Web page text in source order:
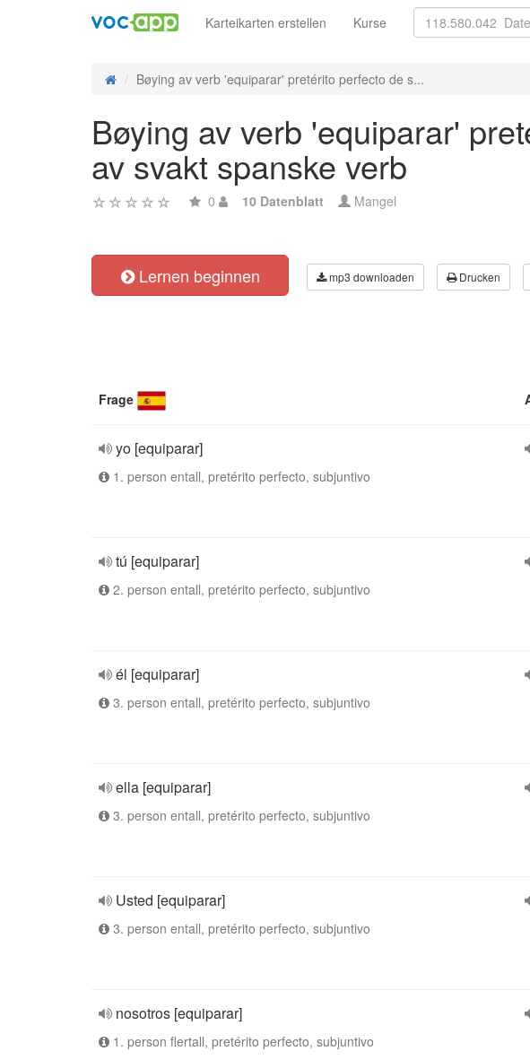
Karteikarten erstellen Kurse
Bøying av verb 'equiparar' pretérito perfecto de s...
Bøying av verb 'equiparar'
av svakt spanske verb
0 10 Datenblatt Mangel
Lernen beginnen mp3 downloaden Drucken
Frage
yo [equiparar]
1. person entall, pretérito perfecto, subjuntivo
tú [equiparar]
2. person entall, pretérito perfecto, subjuntivo
él [equiparar]
3. person entall, pretérito perfecto, subjuntivo
ella [equiparar]
3. person entall, pretérito perfecto, subjuntivo
Usted [equiparar]
3. person entall, pretérito perfecto, subjuntivo
nosotros [equiparar]
1. person flertall, pretérito perfecto, subjuntivo